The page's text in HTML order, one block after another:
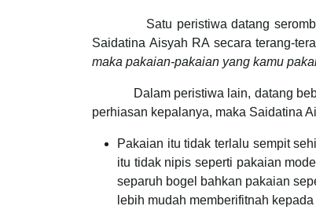
Satu peristiwa datang
Saidatina Aisyah RA secara terang-
maka pakaian-pakaian yang kamu
Dalam peristiwa lain, datang
perhiasan kepalanya, maka Saidatina
Pakaian itu tidak terlalu sempit
itu tidak nipis seperti pakaian
separuh bogel bahkan pakaian
lebih mudah memberifitnah